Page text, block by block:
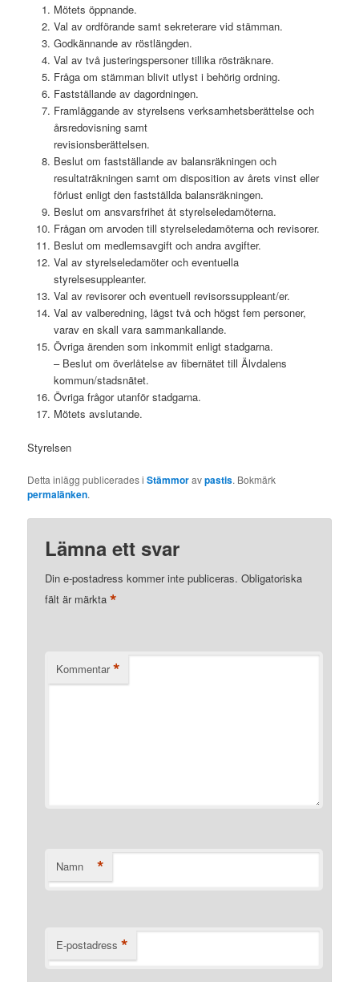
Mötets öppnande.
Val av ordförande samt sekreterare vid stämman.
Godkännande av röstlängden.
Val av två justeringspersoner tillika rösträknare.
Fråga om stämman blivit utlyst i behörig ordning.
Fastställande av dagordningen.
Framläggande av styrelsens verksamhetsberättelse och
årsredovisning samt
revisionsberättelsen.
Beslut om fastställande av balansräkningen och
resultaträkningen samt om disposition av årets vinst eller
förlust enligt den fastställda balansräkningen.
Beslut om ansvarsfrihet åt styrelseledamöterna.
Frågan om arvoden till styrelseledamöterna och revisorer.
Beslut om medlemsavgift och andra avgifter.
Val av styrelseledamöter och eventuella
styrelsesuppleanter.
Val av revisorer och eventuell revisorssuppleant/er.
Val av valberedning, lägst två och högst fem personer,
varav en skall vara sammankallande.
Övriga ärenden som inkommit enligt stadgarna.
– Beslut om överlåtelse av fibernätet till Älvdalens
kommun/stadsnätet.
Övriga frågor utanför stadgarna.
Mötets avslutande.
Styrelsen
Detta inlägg publicerades iStämmoravpastis. Bokmärk
permalänken.
Lämna ett svar
Din e-postadress kommer inte publiceras. Obligatoriska
fält är märkta*
Kommentar *
Namn *
E-postadress *